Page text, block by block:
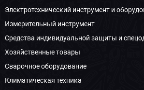
Электротехнический инструмент и
Измерительный инструмент
Средства индивидуальной защиты и
Хозяйственные товары
Сварочное оборудование
Климатическая техника